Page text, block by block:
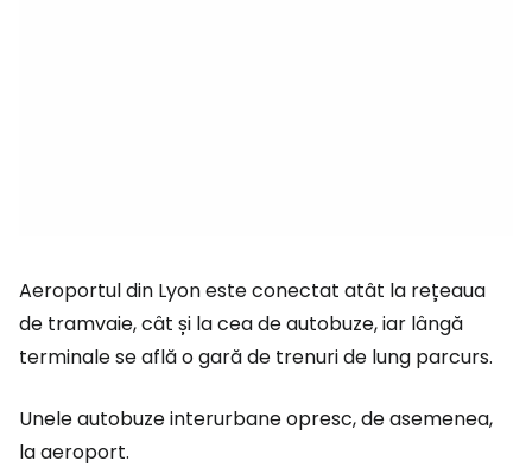
Aeroportul din Lyon este conectat atât la rețeaua
de tramvaie, cât și la cea de autobuze, iar lângă
terminale se află o gară de trenuri de lung parcurs.
Unele autobuze interurbane opresc, de asemenea,
la aeroport.